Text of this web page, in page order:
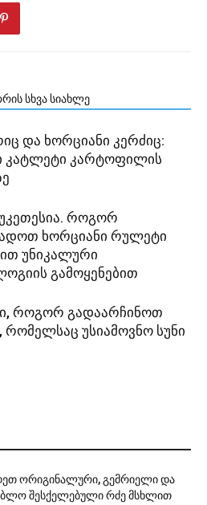
სხვა სიახლე
და ხორციანი კერძიც:
კატლეტი კარტოფილის
უკეთესია. როგორ
ხორციანი რულეტი
უნიკალური
გამოყენებით
როგორ გადაარჩინოთ
რომელსაც უსიამოვნო სუნი
ორიგინალური, გემრიელი და
შესქელებული რძე მსხლით